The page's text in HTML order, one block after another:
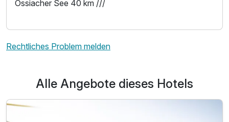
Für 8 Tage
Ossiacher See 40 km ///
Rechtliches Problem melden
Alle Angebote dieses Hotels